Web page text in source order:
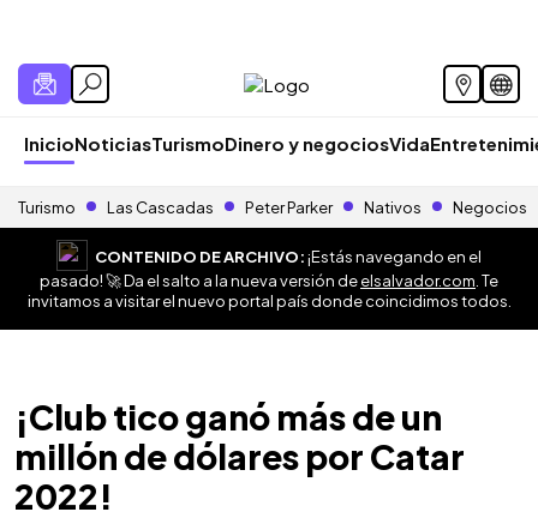
InicioNoticiasTurismoDinero y negociosVida
Turismo Las Cascadas Peter Parker Nativos Negocios
CONTENIDO DE ARCHIVO:¡Estás navegando en el
pasado! 🚀 Da el salto a la nueva versión deelsalvador.com . Te
invitamos a visitar el nuevo portal país donde coincidimos todos.
¡Club tico ganó más de un
millón de dólares por Catar
2022!